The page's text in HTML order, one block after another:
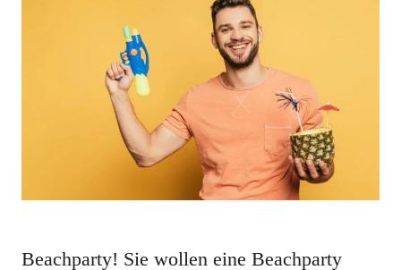
o
n
Beachparty! Sie wollen eine Beachparty